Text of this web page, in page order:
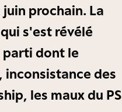
prochain. La
s'est révélé
parti dont le
inconsistance des
les maux du PS